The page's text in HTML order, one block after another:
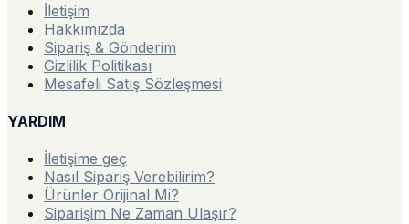
İletişim
Hakkımızda
Sipariş & Gönderim
Gizlilik Politikası
Mesafeli Satış Sözleşmesi
YARDIM
İletişime geç
Nasıl Sipariş Verebilirim?
Ürünler Orijinal Mi?
Siparişim Ne Zaman Ulaşır?